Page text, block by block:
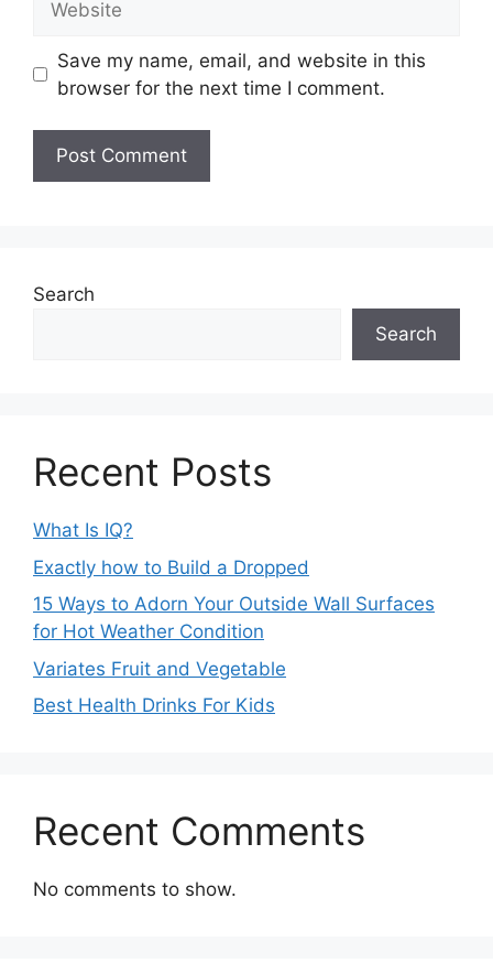
Save my name, email, and website in this
browser for the next time I comment.
Search
Search
Recent Posts
What Is IQ?
Exactly how to Build a Dropped
15 Ways to Adorn Your Outside Wall Surfaces
for Hot Weather Condition
Variates Fruit and Vegetable
Best Health Drinks For Kids
Recent Comments
No comments to show.